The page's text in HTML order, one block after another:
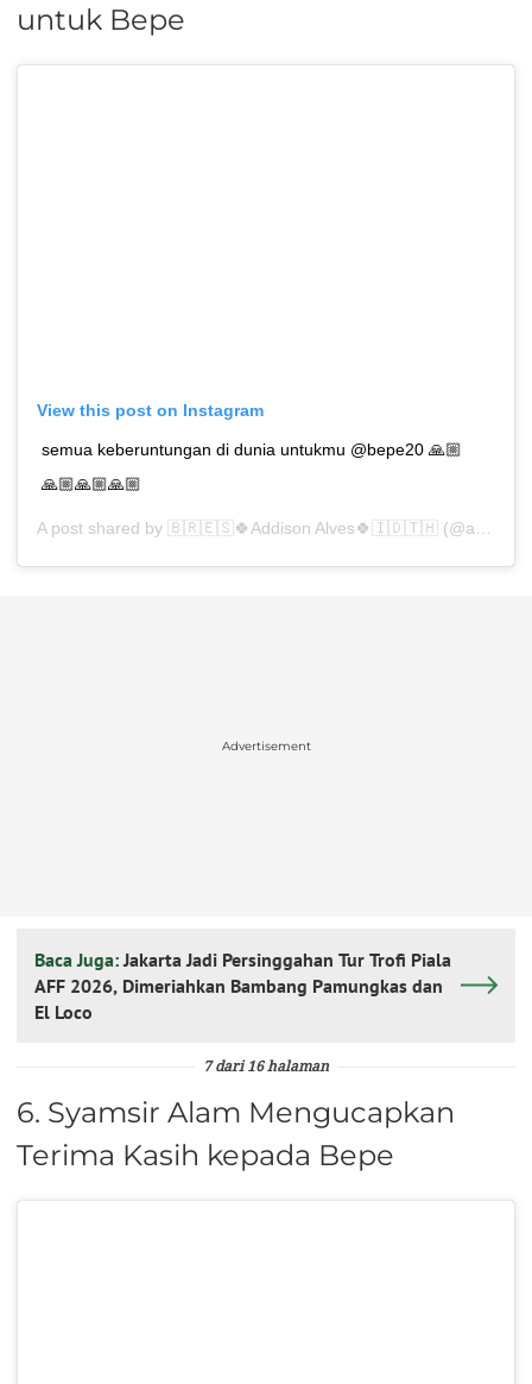
untuk Bepe
View this post on Instagram
semua keberuntungan di dunia untukmu @bepe20 🙏🏼
🙏🏼🙏🏼🙏🏼
A post shared by 🇧🇷🇪🇸🍀Addison Alves🍀🇮🇩🇹🇭 (@addisonalves) on
Advertisement
Baca Juga: Jakarta Jadi Persinggahan Tur Trofi Piala
AFF 2026, Dimeriahkan Bambang Pamungkas dan
El Loco
7 dari 16 halaman
6. Syamsir Alam Mengucapkan
Terima Kasih kepada Bepe